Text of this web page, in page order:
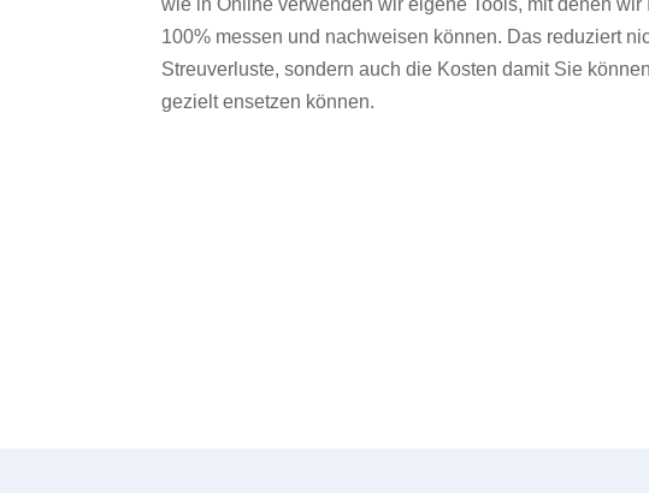
wie in Online verwenden wir eigene Tools, mit denen
100% messen und nachweisen können. Das reduziert
Streuverluste, sondern auch die Kosten damit Sie
gezielt ensetzen können.